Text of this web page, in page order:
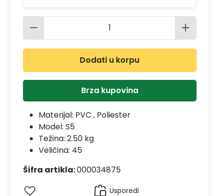
Količina proizvoda: Unesite
Dodati u korpu
Brza kupovina
Materijal: PVC , Poliester
Model: S5
Težina: 2.50 kg
Veličina: 45
Šifra artikla:000034875
Usporedi